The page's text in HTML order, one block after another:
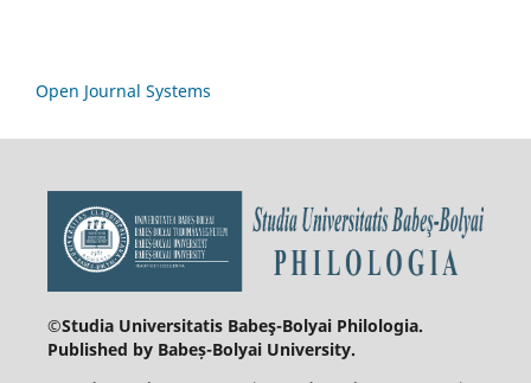
Open Journal Systems
©Studia Universitatis Babeş-Bolyai Philologia.
Published by Babeș-Bolyai University.